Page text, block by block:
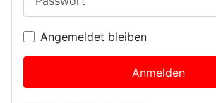
Angemeldet bleiben
Anmelden